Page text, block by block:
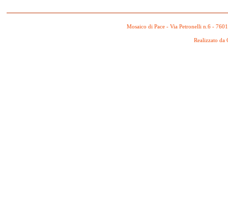
Mosaico di Pace - Via Petronelli n.6 -
Realizzato